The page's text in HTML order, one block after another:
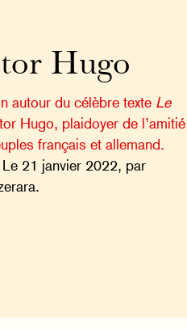
Hugo
autour du célèbre texte Le
Hugo, plaidoyer de l’amitié
français et allemand.
| Le 21 janvier 2022, par